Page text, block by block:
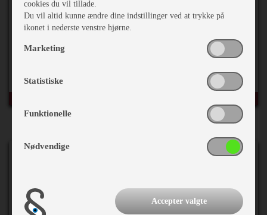
2007 Knaus Südwind 450 FU
920 kg
1427 kg
cookies du vil tillade.
Du vil altid kunne ændre dine indstillinger ved at trykke på
ikonet i nederste venstre hjørne.
Marketing
Statistiske
Funktionelle
Nødvendige
Accepter valgte